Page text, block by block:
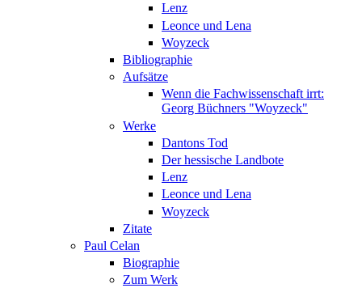
Lenz
Leonce und Lena
Woyzeck
Bibliographie
Aufsätze
Wenn die Fachwissenschaft irrt:
Georg Büchners "Woyzeck"
Werke
Dantons Tod
Der hessische Landbote
Lenz
Leonce und Lena
Woyzeck
Zitate
Paul Celan
Biographie
Zum Werk